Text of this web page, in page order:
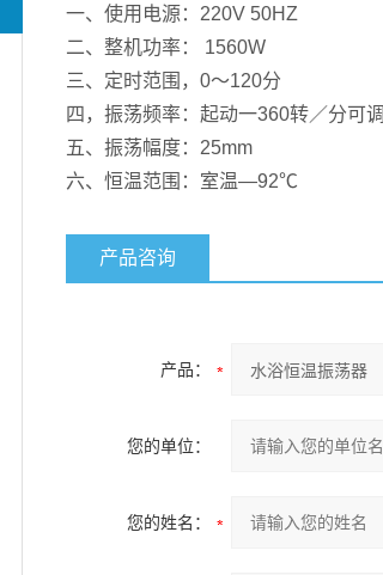
一、使用电源：220V 50HZ
二、整机功率： 1560W
三、定时范围，0～120分
四，振荡频率：起动一360转／分可调
五、振荡幅度：25mm
六、恒温范围：室温—92℃
产品咨询
产品：
您的单位：
您的姓名：